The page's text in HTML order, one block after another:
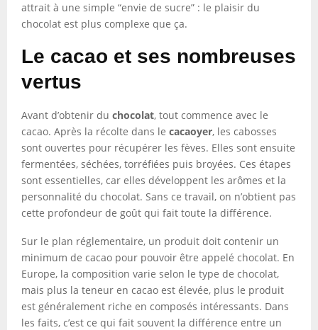
attrait à une simple “envie de sucre” : le plaisir du
chocolat est plus complexe que ça.
Le cacao et ses nombreuses
vertus
Avant d’obtenir du chocolat, tout commence avec le
cacao. Après la récolte dans le cacaoyer, les cabosses
sont ouvertes pour récupérer les fèves. Elles sont ensuite
fermentées, séchées, torréfiées puis broyées. Ces étapes
sont essentielles, car elles développent les arômes et la
personnalité du chocolat. Sans ce travail, on n’obtient pas
cette profondeur de goût qui fait toute la différence.
Sur le plan réglementaire, un produit doit contenir un
minimum de cacao pour pouvoir être appelé chocolat. En
Europe, la composition varie selon le type de chocolat,
mais plus la teneur en cacao est élevée, plus le produit
est généralement riche en composés intéressants. Dans
les faits, c’est ce qui fait souvent la différence entre un